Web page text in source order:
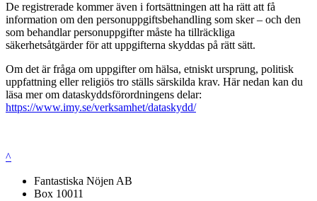
De registrerade kommer även i fortsättningen att ha rätt att få
information om den personuppgiftsbehandling som sker – och den
som behandlar personuppgifter måste ha tillräckliga
säkerhetsåtgärder för att uppgifterna skyddas på rätt sätt.
Om det är fråga om uppgifter om hälsa, etniskt ursprung, politisk
uppfattning eller religiös tro ställs särskilda krav. Här nedan kan du
läsa mer om dataskyddsförordningens delar:
https://www.imy.se/verksamhet/dataskydd/
^
Fantastiska Nöjen AB
Box 10011